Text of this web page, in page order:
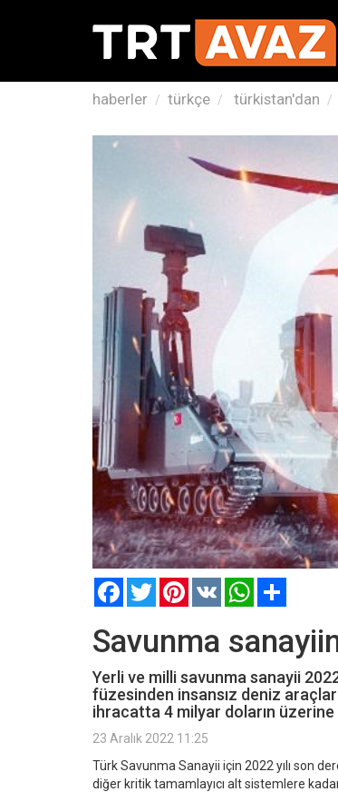
haberler türkçe türkistan'dan
FacebookTwitterPinterest
VK WhatsApp
Savunma
Yerli ve milli savunma sanayii
füzesinden insansız deniz
ihracatta 4 milyar doların üzerine
23 Aralık 2022 11:25
Türk Savunma Sanayii için 2022 yılı son
diğer kritik tamamlayıcı alt sistemlere